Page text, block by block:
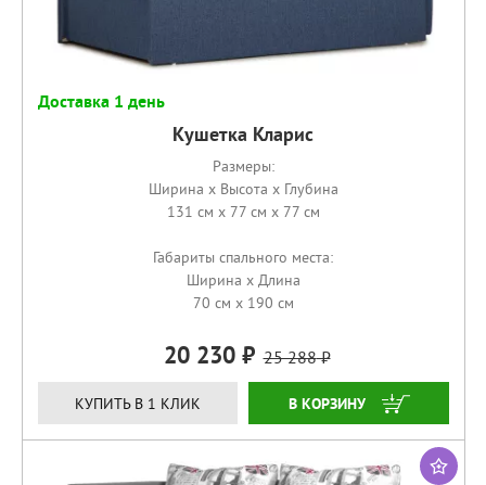
Доставка 1 день
Кушетка Кларис
Размеры:
Ширина x Высота x Глубина
131 см x 77 см x 77 см
Габариты спального места:
Ширина x Длина
70 см x 190 см
20 230 25 288
КУПИТЬ В 1 КЛИК КУПИТЬ